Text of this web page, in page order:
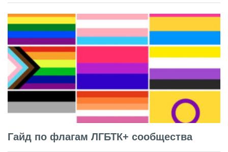
Гайд по флагам ЛГБТК+ сообщества